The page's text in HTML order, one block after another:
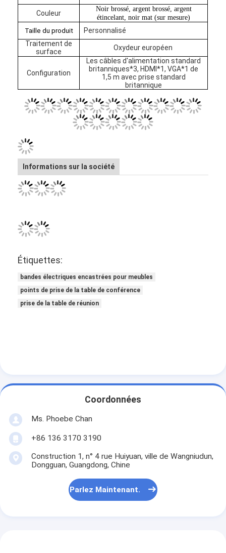
Produits
Parlez Maintenant.
Système de conférence
Ascenseur de moniteur LCD
Couleur
Noir brossé, argent brossé, argent
étincelant, noir mat (sur mesure)
Taille du produit
Personnalisé
Traitement de
surface
Oxydeur européen
Configuration
Les câbles d'alimentation standard
britanniques*3, HDMI*1, VGA*1 de
1,5 m avec prise standard
britannique
Informations sur la société
Étiquettes:
bandes électriques encastrées pour meubles
points de prise de la table de conférence
prise de la table de réunion
Coordonnées
Ms. Phoebe Chan
+86 136 3170 3190
Construction 1, n° 4 rue Huiyuan, ville de Wangniudun,
Dongguan, Guangdong, Chine
Parlez Maintenant.